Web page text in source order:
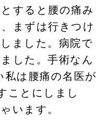
すると腰の痛み
まずは行きつけ
ました。病院で
した。手術なん
は腰痛の名医が
ことにしまし
います。